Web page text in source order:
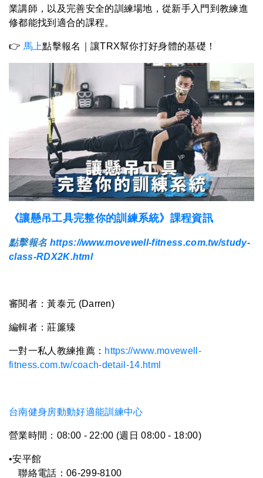
業講師，以及完善安全的訓練場地，從新手入門到教練進
修都能找到適合的課程。
👉 馬上點擊報名｜讓TRX幫你打好身體的基礎！
《讓懸吊工具完整你的訓練系統》課程資訊
點擊報名 https://www.movewell-fitness.com.tw/study-
class-RDX2K.html
審閱者：黃泰元 (Darren)
編輯者：莊簾臻
一對一私人教練推薦： https://www.movewell-
fitness.com.tw/coach-detail-14.html
台南健身房動動好適能訓練中心
營業時間：08:00 - 22:00 (週日 08:00 - 18:00)
•安平館
聯絡電話：06-299-8100